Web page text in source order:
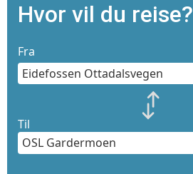
Hvor vil du reise?
Fra
Til